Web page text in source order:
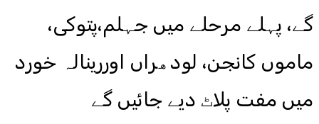
گے، پہلے مرحلے میں جہلم،پتوکی،
ماموں کانجن، لودھراں اوررینالہ خورد
میں مفت پلاٹ دیے جائیں گے